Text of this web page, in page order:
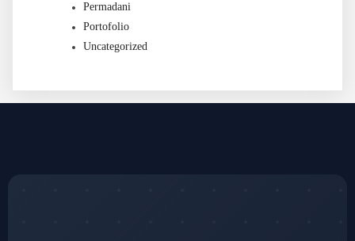
Permadani
Portofolio
Uncategorized